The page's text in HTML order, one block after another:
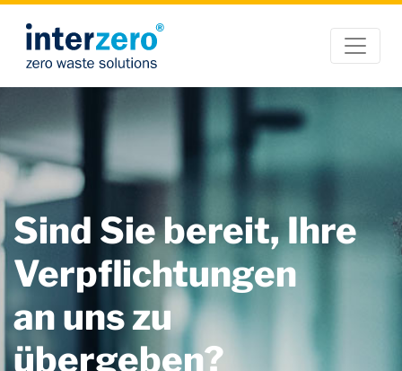
Sind Sie bereit, Ihre
Verpflichtungen
an uns zu
übergeben?